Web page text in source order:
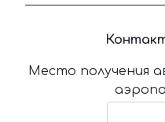
Место получения